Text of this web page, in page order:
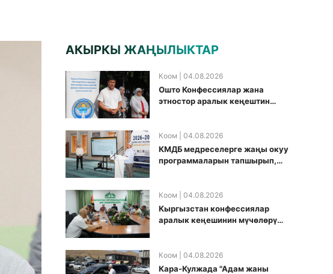
АКЫРКЫ ЖАҢЫЛЫКТАР
Коом | 04.08.2026
Ошто Конфессиялар жана
этностор аралык кеңештин
Коом | 04.08.2026
КМДБ медреселерге жаңы окуу
программаларын тапшырып,
киргизди
Коом | 04.08.2026
Кыргызстан конфессиялар
аралык кеӊешинин мүчөлөрү
Коом | 04.08.2026
Кара-Кулжада "Адам жаны